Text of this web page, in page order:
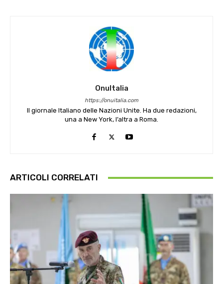
OnuItalia
https://onuitalia.com
Il giornale Italiano delle Nazioni Unite. Ha due redazioni,
una a New York, l’altra a Roma.
ARTICOLI CORRELATI